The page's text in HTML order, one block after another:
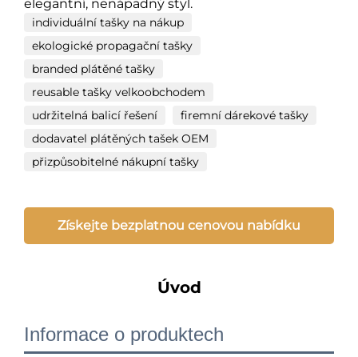
elegantní, nenápadný styl.
individuální tašky na nákup
ekologické propagační tašky
branded plátěné tašky
reusable tašky velkoobchodem
udržitelná balicí řešení
firemní dárekové tašky
dodavatel plátěných tašek OEM
přizpůsobitelné nákupní tašky
Získejte bezplatnou cenovou nabídku
Úvod
Informace o produktech